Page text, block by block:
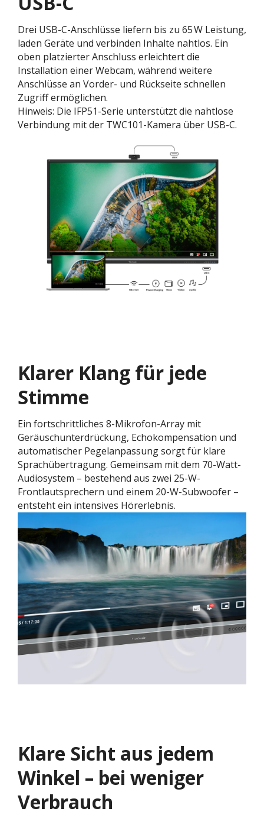
Drei USB-C-Anschlüsse liefern bis zu 65 W Leistung,
laden Geräte und verbinden Inhalte nahtlos. Ein
oben platzierter Anschluss erleichtert die
Installation einer Webcam, während weitere
Anschlüsse an Vorder- und Rückseite schnellen
Zugriff ermöglichen.
Hinweis: Die IFP51-Serie unterstützt die nahtlose
Verbindung mit der TWC101-Kamera über USB-C.
Klarer Klang für jede
Stimme
Ein fortschrittliches 8-Mikrofon-Array mit
Geräuschunterdrückung, Echokompensation und
automatischer Pegelanpassung sorgt für klare
Sprachübertragung. Gemeinsam mit dem 70-Watt-
Audiosystem – bestehend aus zwei 25-W-
Frontlautsprechern und einem 20-W-Subwoofer –
entsteht ein intensives Hörerlebnis.
Klare Sicht aus jedem
Winkel – bei weniger
Verbrauch